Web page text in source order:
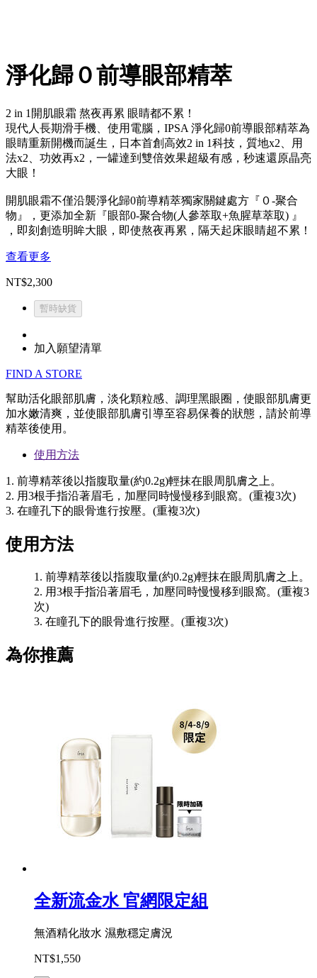
淨化歸０前導眼部精萃
2 in 1開肌眼霜 熬夜再累 眼睛都不累！
現代人長期滑手機、使用電腦，IPSA 淨化歸0前導眼部精萃為
眼睛重新開機而誕生，日本首創高效2 in 1科技，質地x2、用
法x2、功效再x2，一罐達到雙倍效果超級有感，秒速還原晶亮
大眼！
開肌眼霜不僅沿襲淨化歸0前導精萃獨家關鍵處方『０-聚合
物』，更添加全新『眼部0-聚合物(人參萃取+魚腥草萃取) 』
，即刻創造明眸大眼，即使熬夜再累，隔天起床眼睛超不累！
查看更多
NT$2,300
暫時缺貨
加入願望清單
FIND A STORE
幫助活化眼部肌膚，淡化顆粒感、調理黑眼圈，使眼部肌膚更
加水嫩清爽，並使眼部肌膚引導至容易保養的狀態，請於前導
精萃後使用。
使用方法
1. 前導精萃後以指腹取量(約0.2g)輕抹在眼周肌膚之上。
2. 用3根手指沿著眉毛，加壓同時慢慢移到眼窩。(重複3次)
3. 在瞳孔下的眼骨進行按壓。(重複3次)
使用方法
1. 前導精萃後以指腹取量(約0.2g)輕抹在眼周肌膚之上。
2. 用3根手指沿著眉毛，加壓同時慢慢移到眼窩。(重複3
次)
3. 在瞳孔下的眼骨進行按壓。(重複3次)
為你推薦
全新流金水 官網限定組
無酒精化妝水 濕敷穩定膚況
NT$1,550